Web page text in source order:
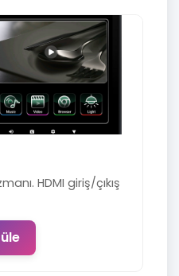
HDMI giriş/çıkış